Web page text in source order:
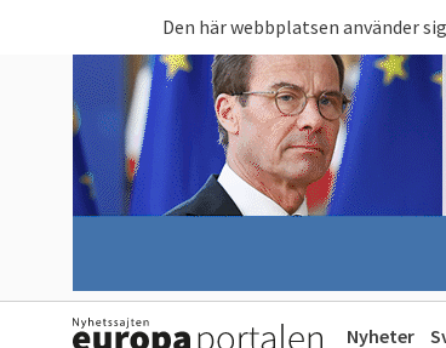
Den här webbplatsen använder
Nyheter